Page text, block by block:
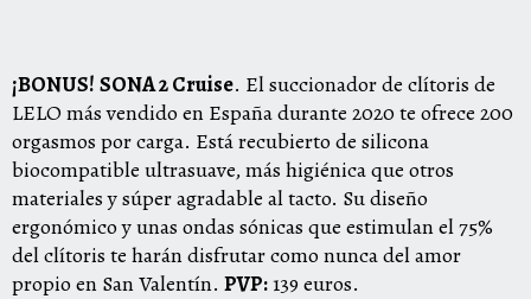
¡BONUS! SONA 2 Cruise. El succionador de clítoris de
LELO más vendido en España durante 2020 te ofrece 200
orgasmos por carga. Está recubierto de silicona
biocompatible ultrasuave, más higiénica que otros
materiales y súper agradable al tacto. Su diseño
ergonómico y unas ondas sónicas que estimulan el 75%
del clítoris te harán disfrutar como nunca del amor
propio en San Valentín. PVP:139 euros.